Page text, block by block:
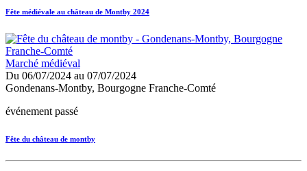
Fête médiévale au château de Montby 2024
Marché médiéval
Du 06/07/2024 au 07/07/2024
Gondenans-Montby, Bourgogne Franche-Comté
événement passé
Fête du château de montby